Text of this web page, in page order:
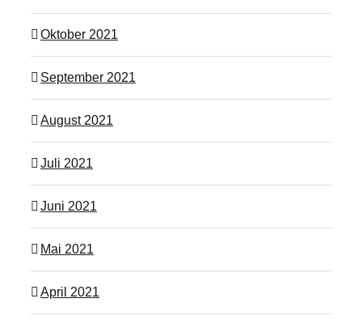
Oktober 2021
September 2021
August 2021
Juli 2021
Juni 2021
Mai 2021
April 2021